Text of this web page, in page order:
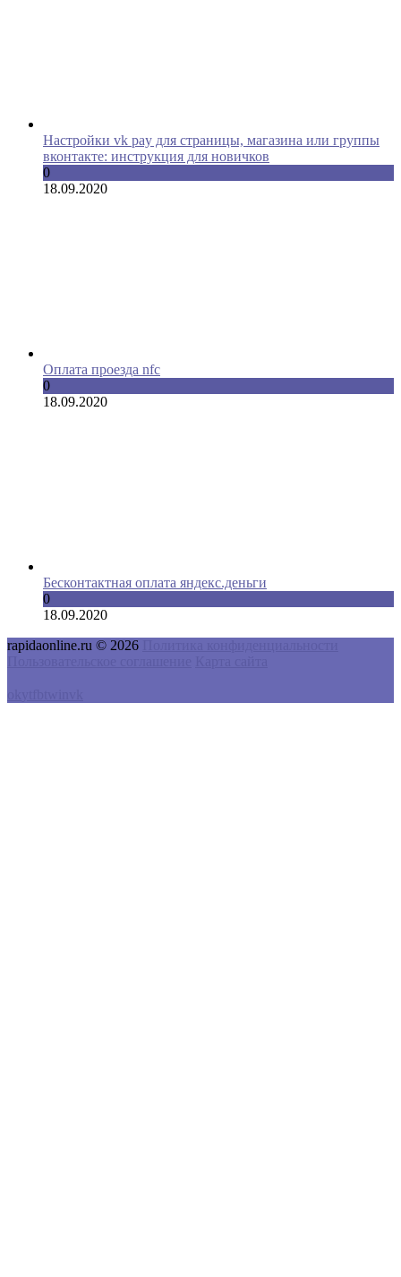
Настройки vk pay для страницы, магазина или группы
вконтакте: инструкция для новичков
0
18.09.2020
Оплата проезда nfc
0
18.09.2020
Бесконтактная оплата яндекс.деньги
0
18.09.2020
rapidaonline.ru © 2026